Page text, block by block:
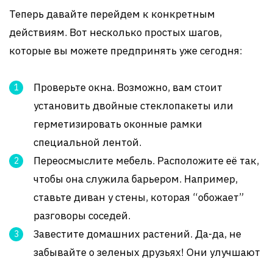
Теперь давайте перейдем к конкретным
действиям. Вот несколько простых шагов,
которые вы можете предпринять уже сегодня:
Проверьте окна. Возможно, вам стоит
установить двойные стеклопакеты или
герметизировать оконные рамки
специальной лентой.
Переосмыслите мебель. Расположите её так,
чтобы она служила барьером. Например,
ставьте диван у стены, которая “обожает”
разговоры соседей.
Завестите домашних растений. Да-да, не
забывайте о зеленых друзьях! Они улучшают